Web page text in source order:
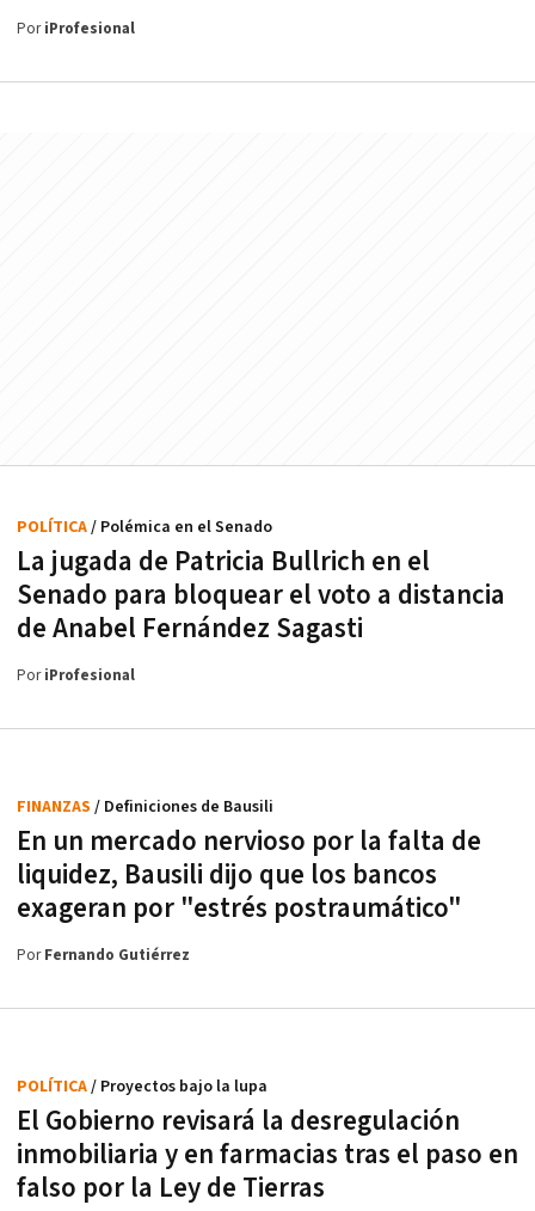
PoriProfesional
La jugada de Patricia Bullrich en el
Senado para bloquear el voto a distancia
de Anabel Fernández Sagasti
POLÍTICA/ Polémica en el Senado
PoriProfesional
En un mercado nervioso por la falta de
liquidez, Bausili dijo que los bancos
exageran por "estrés postraumático"
FINANZAS / Definiciones de Bausili
PorFernando Gutiérrez
El Gobierno revisará la desregulación
inmobiliaria y en farmacias tras el paso en
falso por la Ley de Tierras
POLÍTICA/ Proyectos bajo la lupa